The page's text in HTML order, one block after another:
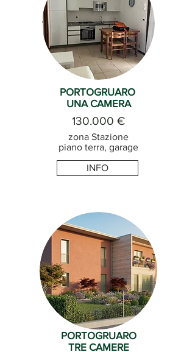
PORTOGRUARO
UNA CAMERA
130.000 €
zona Stazione
piano terra, garage
INFO
PORTOGRUARO
TRE CAMERE